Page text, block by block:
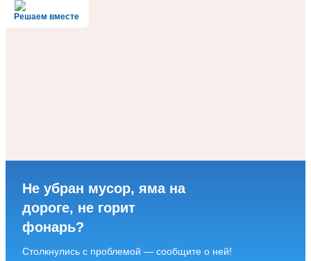
Решаем вместе
Не убран мусор, яма на
дороге, не горит
фонарь?
Столкнулись с проблемой — сообщите о ней!